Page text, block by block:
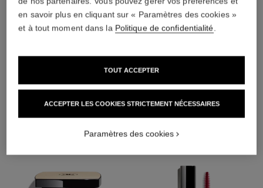
L'ACCORD PARFAIT
en savoir plus en cliquant sur « Paramètres des cookies »
et à tout moment dans la Politique de confidentialité.
ACCEPTER LES COOKIES STRICTEMENT NÉCESSAIRES
TOUT ACCEPTER
Paramètres des cookies